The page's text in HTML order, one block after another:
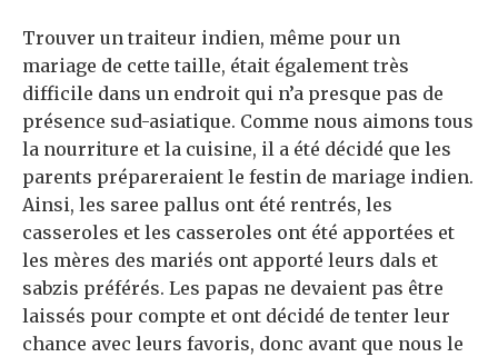
Trouver un traiteur indien, même pour un
mariage de cette taille, était également très
difficile dans un endroit qui n’a presque pas de
présence sud-asiatique. Comme nous aimons tous
la nourriture et la cuisine, il a été décidé que les
parents prépareraient le festin de mariage indien.
Ainsi, les saree pallus ont été rentrés, les
casseroles et les casseroles ont été apportées et
les mères des mariés ont apporté leurs dals et
sabzis préférés. Les papas ne devaient pas être
laissés pour compte et ont décidé de tenter leur
chance avec leurs favoris, donc avant que nous le